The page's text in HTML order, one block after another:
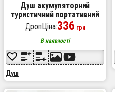
Душ акумуляторний
туристичний портативний
похідний мобільний душ
Portable Outdoor Shower
ДропЦіна:336 грн
В наявності
Душ